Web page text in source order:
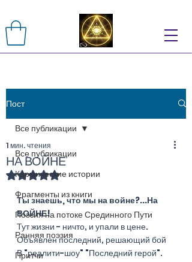
Пост
Все публикации
Кармические истории
Фрагменты из книги
Поэзия на потоке Срединного Пути
Ранняя поэзия
Притчи
Все публикации
НА ВОЙНЕ
1 мин. чтения
Оценка: не число из 5 звезд.
Ты знаешь, что мы на войне?...На
ВОЙНЕ!
Тут жизни - ничто, и упали в цене.
Объявлен последний, решающий бой
В "реалити-шоу" "Последний герой".